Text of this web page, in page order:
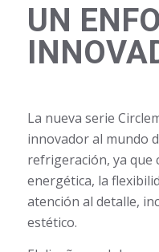
UN
La nueva serie
innovador al mundo
refrigeración, ya que
energética, la
atención al detalle,
estético.